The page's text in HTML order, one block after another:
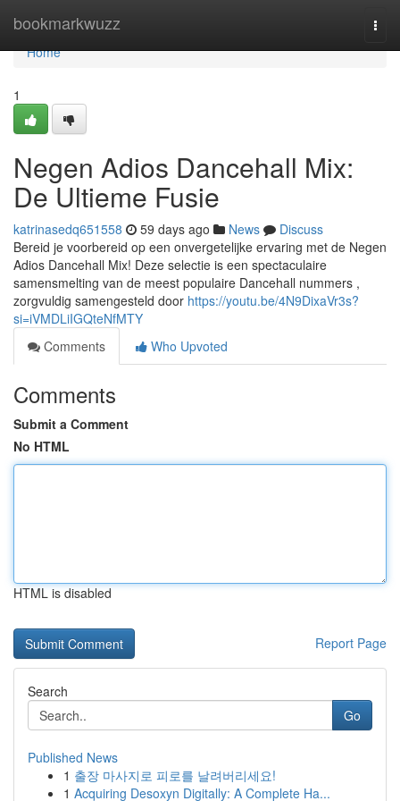
bookmarkwuzz
Home
Home
1
Negen Adios Dancehall Mix:
De Ultieme Fusie
katrinasedq651558 59 days ago News
Discuss
Bereid je voorbereid op een onvergetelijke ervaring met de Negen
Adios Dancehall Mix! Deze selectie is een spectaculaire
samensmelting van de meest populaire Dancehall nummers ,
zorgvuldig samengesteld door https://youtu.be/4N9DixaVr3s?
si=iVMDLiIGQteNfMTY
Comments
Who Upvoted
Comments
Submit a Comment
No HTML
HTML is disabled
Report Page
Search
Go
Published News
1 출장 마사지로 피로를 날려버리세요!
1 Acquiring Desoxyn Digitally: A Complete Ha...